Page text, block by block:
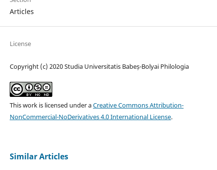
Articles
License
Copyright (c) 2020 Studia Universitatis Babeș-Bolyai Philologia
This work is licensed under aCreative Commons Attribution-
NonCommercial-NoDerivatives 4.0 International License.
Similar Articles